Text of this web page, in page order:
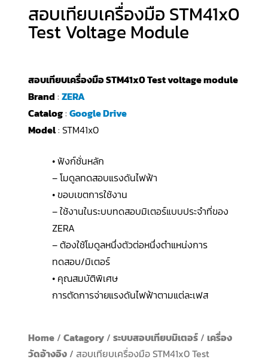
สอบเทียบเครื่องมือ STM41x0
Test Voltage Module
สอบเทียบเครื่องมือ STM41x0 Test voltage module
Brand : ZERA
Catalog: Google Drive
Model: STM41x0
• ฟังก์ชั่นหลัก
– โมดูลทดสอบแรงดันไฟฟ้า
• ขอบเขตการใช้งาน
– ใช้งานในระบบทดสอบมิเตอร์แบบประจำที่ของ
ZERA
– ต้องใช้โมดูลหนึ่งตัวต่อหนึ่งตำแหน่งการ
ทดสอบ/มิเตอร์
• คุณสมบัติพิเศษ
การตัดการจ่ายแรงดันไฟฟ้าตามแต่ละเฟส
Home/ Catagory/ ระบบสอบเทียบมิเตอร์/ เครื่อง
วัดอ้างอิง/ สอบเทียบเครื่องมือ STM41x0 Test